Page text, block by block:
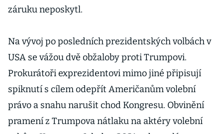
záruku neposkytl.
Na vývoj po posledních prezidentských volbách v
USA se vážou dvě obžaloby proti Trumpovi.
Prokurátoři exprezidentovi mimo jiné připisují
spiknutí s cílem odepřít Američanům volební
právo a snahu narušit chod Kongresu. Obvinění
pramení z Trumpova nátlaku na aktéry volební